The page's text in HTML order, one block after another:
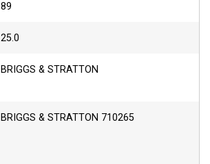
89
25.0
BRIGGS & STRATTON
BRIGGS & STRATTON 710265